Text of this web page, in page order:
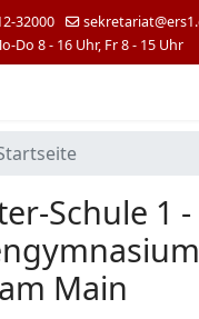
32000
Do 8 - 16 Uhr, Fr 8 - 15 Uhr
Schule 1 -
Main